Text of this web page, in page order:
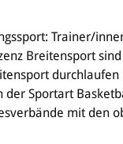
Trainer/
Breitensport
durchlaufen
der Sportart
mit den